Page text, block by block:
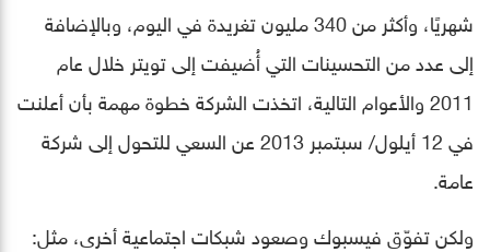
شهريًا، وأكثر من 340 مليون تغريدة في اليوم، وبالإضافة
إلى عدد من التحسينات التي أُضيفت إلى تويتر خلال عام
2011 والأعوام التالية، اتخذت الشركة خطوة مهمة بأن أعلنت
في 12 أيلول/ سبتمبر 2013 عن السعي للتحول إلى شركة
عامة.
ولكن تفوّق فيسبوك وصعود شبكات اجتماعية أخرى، مثل: